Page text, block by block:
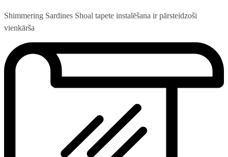
Shimmering Sardines Shoal tapete instalēšana ir pārsteidzoši
vienkārša